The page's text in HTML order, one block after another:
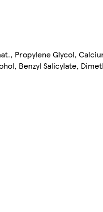
Propylene Glycol,
Benzyl Salicylate,